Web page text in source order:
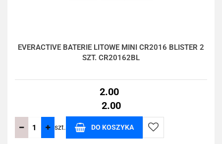
EVERACTIVE BATERIE LITOWE MINI CR2016 BLISTER 2
SZT. CR20162BL
2.00
2.00
szt. DO KOSZYKA